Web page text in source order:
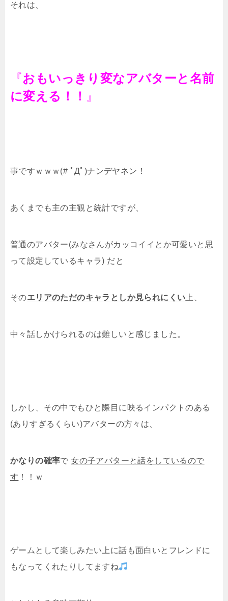
それは、
『おもいっきり変なアバターと名前
に変える！！ 』
事ですｗｗｗ(# ﾟДﾟ)ナンデヤネン！
あくまでも主の主観と統計ですが、
普通のアバター(みなさんがカッコイイとか可愛いと思
って設定しているキャラ) だと
そのエリアのただのキャラとしか見られにくい 上、
中々話しかけられるのは難しいと感じました。
しかし、その中でもひと際目に映るインパクトのある
(ありすぎるくらい)アバターの方々は、
かなりの確率で女の子アバターと話をしているので
す ！！ｗ
ゲームとして楽しみたい上に話も面白いとフレンドに
もなってくれたりしてますね